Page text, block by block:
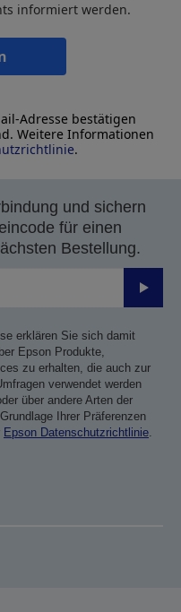
informiert werden.
Adresse bestätigen
Weitere Informationen
.
und sichern
für einen
Bestellung.
erklären Sie sich damit
Epson Produkte,
zu erhalten, die auch zur
verwendet werden
über andere Arten der
Ihrer Präferenzen
Epson Datenschutzrichtlinie.